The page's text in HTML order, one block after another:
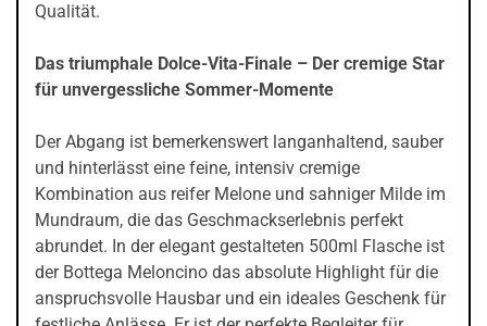
Qualität.
Das triumphale Dolce-Vita-Finale – Der cremige Star
für unvergessliche Sommer-Momente
Der Abgang ist bemerkenswert langanhaltend, sauber
und hinterlässt eine feine, intensiv cremige
Kombination aus reifer Melone und sahniger Milde im
Mundraum, die das Geschmackserlebnis perfekt
abrundet. In der elegant gestalteten 500ml Flasche ist
der Bottega Meloncino das absolute Highlight für die
anspruchsvolle Hausbar und ein ideales Geschenk für